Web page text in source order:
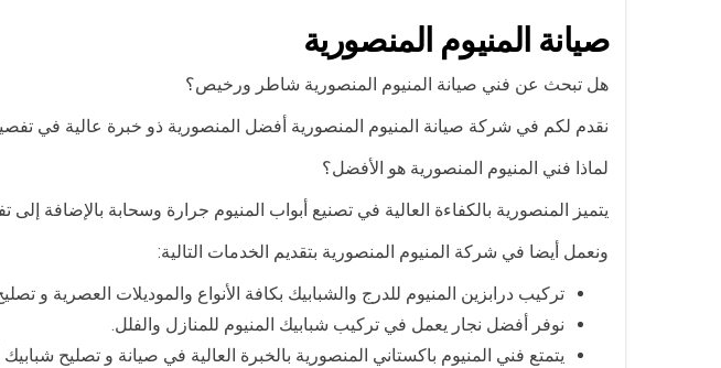
صيانة المنيوم المنصورية
هل تبحث عن فني صيانة المنيوم المنصورية شاطر ورخيص؟
نقدم لكم في شركة صيانة المنيوم المنصورية أفضل المنصورية ذو خبرة عالية في
لماذا فني المنيوم المنصورية هو الأفضل؟
يتميز المنصورية بالكفاءة العالية في تصنيع أبواب المنيوم جرارة وسحابة بالإضافة
ونعمل أيضا في شركة المنيوم المنصورية بتقديم الخدمات التالية:
تركيب درابزين المنيوم للدرج والشبابيك بكافة الأنواع والموديلات العصرية و
نوفر أفضل نجار يعمل في تركيب شبابيك المنيوم للمنازل والفلل.
يتمتع فني المنيوم باكستاني المنصورية بالخبرة العالية في صيانة و تصليح شبابيك